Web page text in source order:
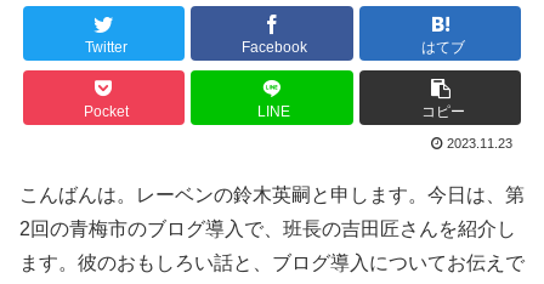
Twitter Facebook はてブ
Pocket LINE コピー
2023.11.23
こんばんは。レーベンの鈴木英嗣と申します。今日は、第
2回の青梅市のブログ導入で、班長の吉田匠さんを紹介し
ます。彼のおもしろい話と、ブログ導入についてお伝えで